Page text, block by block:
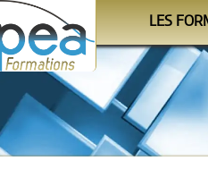
LES
Le
Les
Les